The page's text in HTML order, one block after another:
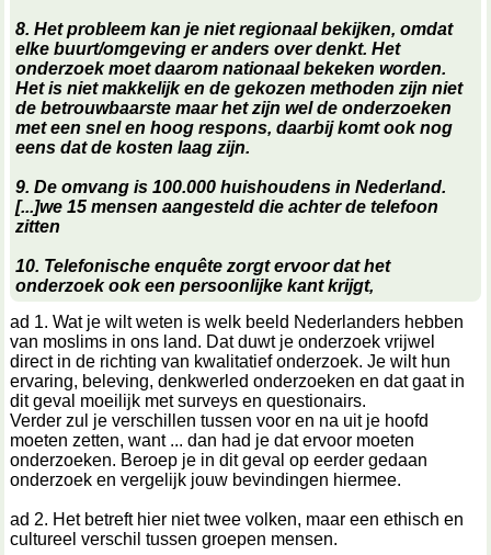
8. Het probleem kan je niet regionaal bekijken, omdat
elke buurt/omgeving er anders over denkt. Het
onderzoek moet daarom nationaal bekeken worden.
Het is niet makkelijk en de gekozen methoden zijn niet
de betrouwbaarste maar het zijn wel de onderzoeken
met een snel en hoog respons, daarbij komt ook nog
eens dat de kosten laag zijn.
9. De omvang is 100.000 huishoudens in Nederland.
[...]we 15 mensen aangesteld die achter de telefoon
zitten
10. Telefonische enquête zorgt ervoor dat het
onderzoek ook een persoonlijke kant krijgt,
ad 1. Wat je wilt weten is welk beeld Nederlanders hebben
van moslims in ons land. Dat duwt je onderzoek vrijwel
direct in de richting van kwalitatief onderzoek. Je wilt hun
ervaring, beleving, denkwerled onderzoeken en dat gaat in
dit geval moeilijk met surveys en questionairs.
Verder zul je verschillen tussen voor en na uit je hoofd
moeten zetten, want ... dan had je dat ervoor moeten
onderzoeken. Beroep je in dit geval op eerder gedaan
onderzoek en vergelijk jouw bevindingen hiermee.
ad 2. Het betreft hier niet twee volken, maar een ethisch en
cultureel verschil tussen groepen mensen.